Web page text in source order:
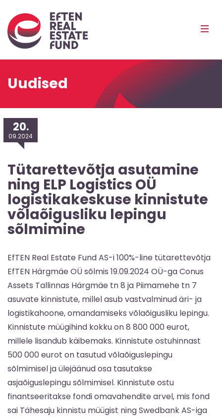
Uudised
Tütarettevõtja asutamine
ning ELP Logistics OÜ
logistikakeskuse kinnistute
võlaõigusliku lepingu
sõlmimine
20.
09.2024
EfTEN Real Estate Fund AS-i 100%-line tütarettevõtja
EfTEN Härgmäe OÜ sõlmis 19.09.2024 OÜ-ga Conus
Assets Tallinnas Härgmäe tn 8 ja Piimamehe tn 7
asuvate kinnistute, millel asub vastvalminud äri- ja
logistikahoone, omandamiseks võlaõigusliku lepingu.
Kinnistute müügihind kokku on 8 800 000 eurot,
millele lisandub käibemaks. Kinnistute ostuhinnast
500 000 eurot on tasutud võlaõiguslepingu
sõlmimisel ja ülejäänud osa tasutakse
asjaõiguslepingu sõlmimisel. Kinnistute ostu
finantseeritakse fondi omavahendite arvel, mis fond
sai Tähesaju kinnistu müügist ning Swedbank AS-iga